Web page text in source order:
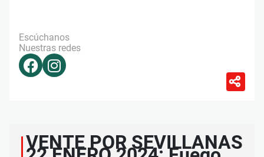
Escúchanos
Nuestras redes
VENTE POR SEVILLANAS